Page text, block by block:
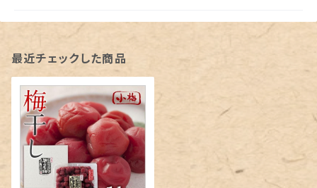
最近チェックした商品